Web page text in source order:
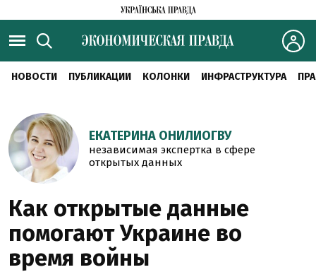
НОВОСТИ ПУБЛИКАЦИИ КОЛОНКИ ИНФРАСТРУКТУРА
ЕКАТЕРИНА ОНИЛИОГВУ
независимая экспертка в сфере
открытых данных
Как открытые данные
помогают Украине во
время войны